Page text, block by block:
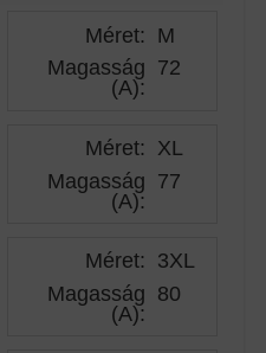
Méret: M
Magasság
(A):
72
Méret: XL
Magasság
(A):
77
Méret: 3XL
Magasság
(A):
80